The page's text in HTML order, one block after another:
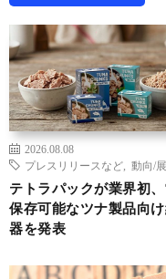
2026.08.08
プレスリリースなど
動向/
テトラパックが業界初
保存可能なツナ製品向
器を発表